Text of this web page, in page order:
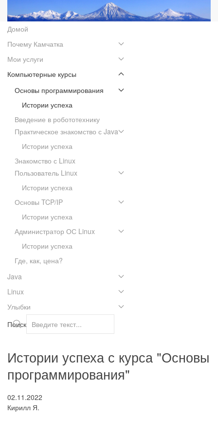
Истории успеха с курса "Основы
программирования"
02.11.2022
Кирилл Я.
Домой
Почему Камчатка
Мои услуги
Компьютерные курсы
Основы программирования
Истории успеха
Введение в робототехнику
Практическое знакомство с Java
Истории успеха
Знакомство с Linux
Пользователь Linux
Истории успеха
Основы TCP/IP
Истории успеха
Администратор ОС Linux
Истории успеха
Где, как, цена?
Java
Linux
Улыбки
Поиск